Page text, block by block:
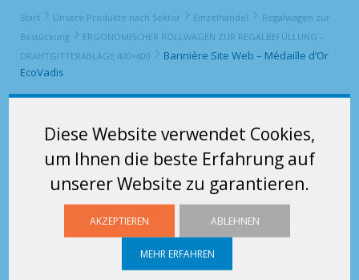
Diese Website verwendet Cookies,
um Ihnen die beste Erfahrung auf
unserer Website zu garantieren.
AKZEPTIEREN ABLEHNEN
MEHR ERFAHREN
Start Unsere Produkte nach Sektor Einzelhandel
Regalwagen zur
Bestückung
ERGONOMISCHER ROLLWAGEN ZUR REGALBEFÜLLUNG –
DRAHTGITTERABLAGE 400×600
Bannière Site Web – Médaille d’Or
EcoVadis
EcoVadis